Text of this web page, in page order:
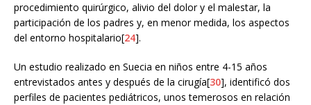
procedimiento quirúrgico, alivio del dolor y el malestar, la
participación de los padres y, en menor medida, los aspectos
del entorno hospitalario[24].
Un estudio realizado en Suecia en niños entre 4-15 años
entrevistados antes y después de la cirugía[30], identificó dos
perfiles de pacientes pediátricos, unos temerosos en relación